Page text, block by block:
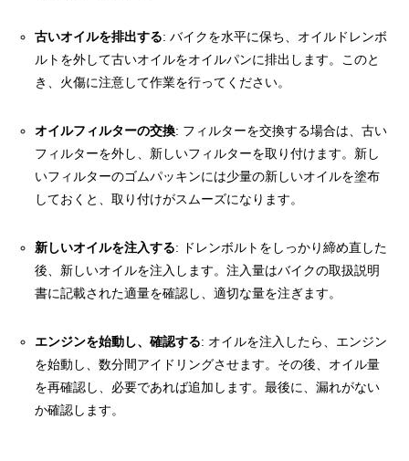
古いオイルを排出する: バイクを水平に保ち、オイルドレンボ
ルトを外して古いオイルをオイルパンに排出します。このと
き、火傷に注意して作業を行ってください。
オイルフィルターの交換: フィルターを交換する場合は、古い
フィルターを外し、新しいフィルターを取り付けます。新し
いフィルターのゴムパッキンには少量の新しいオイルを塗布
しておくと、取り付けがスムーズになります。
新しいオイルを注入する: ドレンボルトをしっかり締め直した
後、新しいオイルを注入します。注入量はバイクの取扱説明
書に記載された適量を確認し、適切な量を注ぎます。
エンジンを始動し、確認する: オイルを注入したら、エンジン
を始動し、数分間アイドリングさせます。その後、オイル量
を再確認し、必要であれば追加します。最後に、漏れがない
か確認します。